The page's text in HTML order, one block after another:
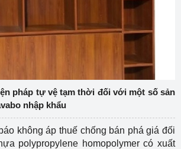
pháp tự vệ tạm thời đối với một số sản
nhập khẩu
không áp thuế chống bán phá giá đối
polypropylene homopolymer có xuất